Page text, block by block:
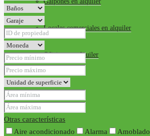
Locales comerciales en alquiler
Oficinas en alquiler
Requisitos
Contacto
Otras características
Aire acondicionado
Alarma Amoblado